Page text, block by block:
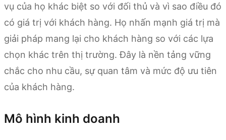
vụ của họ khác biệt so với đối thủ và vì sao điều đó
có giá trị với khách hàng. Họ nhấn mạnh giá trị mà
giải pháp mang lại cho khách hàng so với các lựa
chọn khác trên thị trường. Đây là nền tảng vững
chắc cho nhu cầu, sự quan tâm và mức độ ưu tiên
của khách hàng.
Mô hình kinh doanh